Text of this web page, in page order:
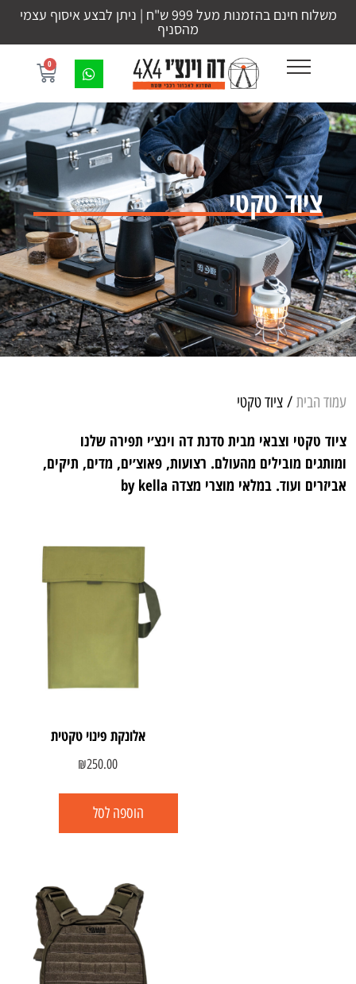
משלוח חינם בהזמנות מעל 999 ש"ח | ניתן לבצע איסוף עצמי
מהסניף
0
ציוד טקטי
עמוד הבית / ציוד טקטי
ציוד טקטי וצבאי מבית סדנת דה וינצ׳י תפירה שלנו
ומותגים מובילים מהעולם. רצועות, פאוצ׳ים, מדים, תיקים,
אביזרים ועוד. במלאי מוצרי מצדה by kella
אלונקת פינוי טקטית
₪250.00
הוספה לסל